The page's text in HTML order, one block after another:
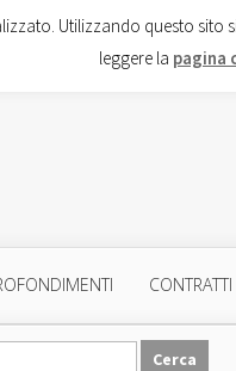
CONTRATTI
Utilizzando questo
leggere la pagina